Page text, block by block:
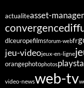
actualiteasset-
convergence
dlceuropefilmsforum-webfr
jeu-videojeux-en-ligne
orangephotophotos
video-newsweb-tv